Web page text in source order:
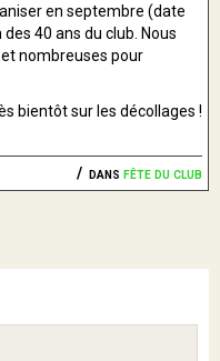
dans fête du club
en septembre (date
40 ans du club. Nous
nombreuses pour
bientôt sur les décollages !